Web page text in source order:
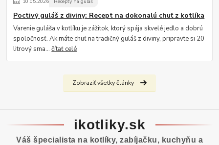
Poctivý guláš z diviny: Recept na dokonalú chuť z kotlíka
Varenie guláša v kotlíku je zážitok, ktorý spája skvelé jedlo a dobrú
spoločnosť. Ak máte chuť na tradičný guláš z diviny, pripravte si 20
litrový sma...čítať celé
Zobraziť všetky články
ikotliky.sk
Váš špecialista na kotlíky, zabíjačku, kuchyňu a